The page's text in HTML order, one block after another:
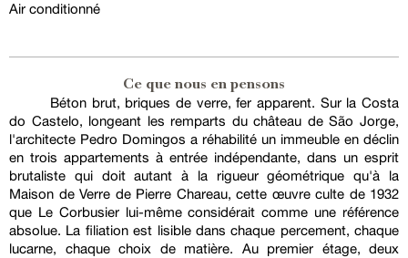
Air conditionné
Ce que nous en pensons
Béton brut, briques de verre, fer apparent. Sur la Costa
do Castelo, longeant les remparts du château de São Jorge,
l'architecte Pedro Domingos a réhabilité un immeuble en déclin
en trois appartements à entrée indépendante, dans un esprit
brutaliste qui doit autant à la rigueur géométrique qu'à la
Maison de Verre de Pierre Chareau, cette œuvre culte de 1932
que Le Corbusier lui-même considérait comme une référence
absolue. La filiation est lisible dans chaque percement, chaque
lucarne, chaque choix de matière. Au premier étage, deux